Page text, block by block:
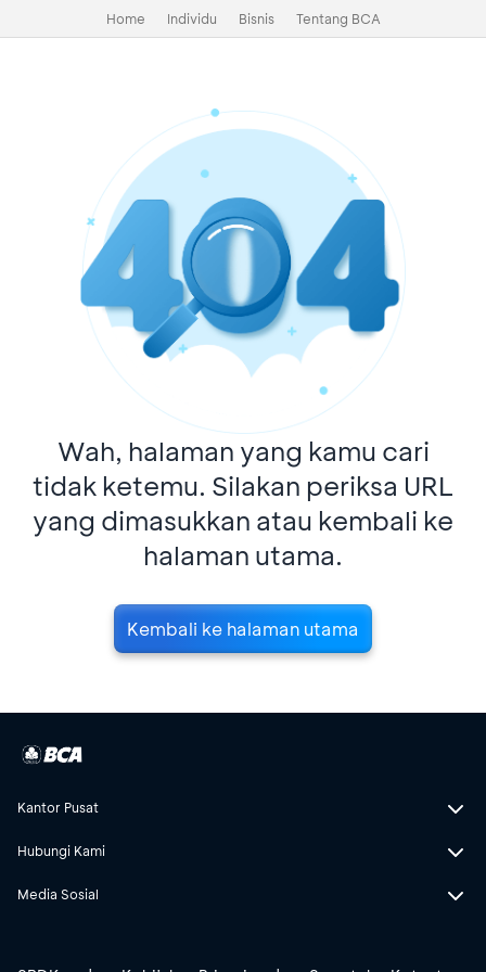
Home Individu Bisnis Tentang BCA
Wah, halaman yang kamu cari
tidak ketemu. Silakan periksa URL
yang dimasukkan atau kembali ke
halaman utama.
Kembali ke halaman utama
Kantor Pusat
Hubungi Kami
Media Sosial